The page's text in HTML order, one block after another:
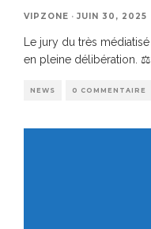
VIPZONE · JUIN 30, 2025
Le jury du très
en pleine délibération.
NEWS 0 COMMENTAIRE